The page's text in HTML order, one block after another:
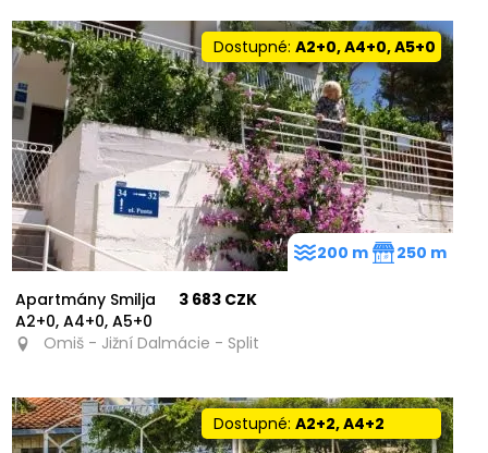
+
−
MARUSICI
Dostupné: A2+0, A4+0, A5+0
Apartmány Smilja
A2+0, A4+0, A5+0
3 683 CZK
Omiš - Jižní Dalmácie - Split
200 m 250 m
Dostupné: A2+2, A4+2